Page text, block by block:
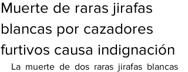
Muerte de raras jirafas
blancas por cazadores
furtivos causa indignación
La muerte de dos raras jirafas blancas